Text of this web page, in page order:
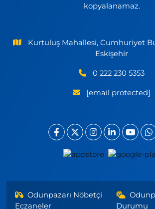
kopyalanamaz.
Kurtuluş Mahallesi, Cumhuriyet
Eskişehir
0 222 230 5353
[email protected]
Odunpazarı Nöbetçi
Eczaneler
Durumu